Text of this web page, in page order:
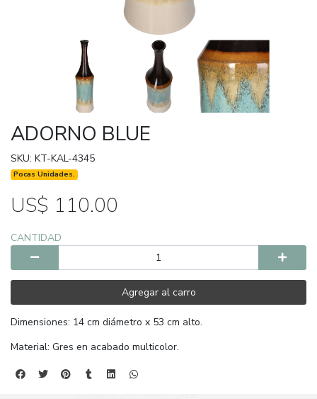
ADORNO BLUE
SKU: KT-KAL-4345
Pocas Unidades.
US$ 110.00
CANTIDAD
Agregar al carro
Dimensiones: 14 cm diámetro x 53 cm alto.
Material: Gres en acabado multicolor.